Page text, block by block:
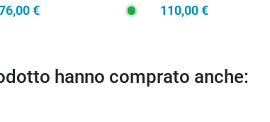
€ 110,00 €
hanno comprato anche: